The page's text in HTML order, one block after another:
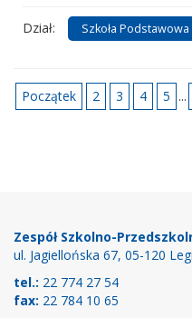
Dział: Szkoła Podstawowa
Początek 2 3 4 5 ...
Zespół Szkolno-
ul. Jagiellońska 67, 05-120
tel.: 22 774 27 54
fax: 22 784 10 65